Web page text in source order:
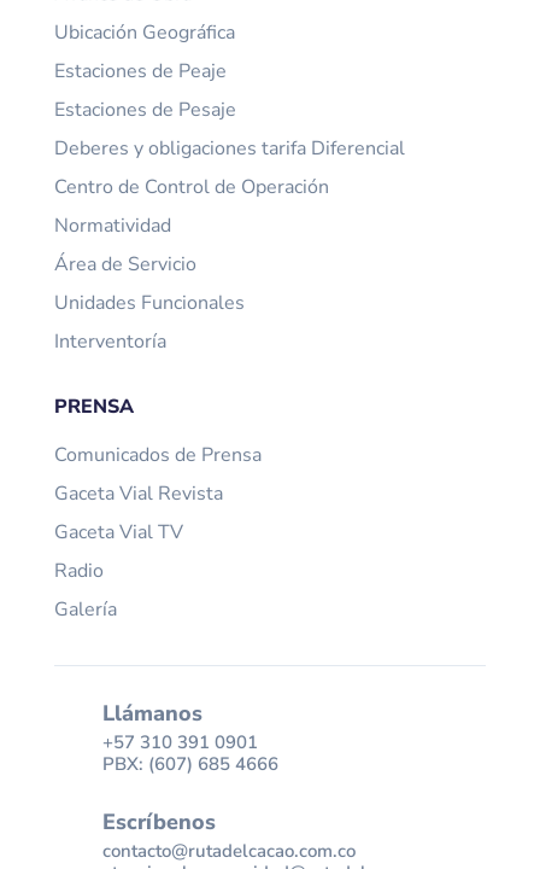
Ubicación Geográfica
Estaciones de Peaje
Estaciones de Pesaje
Deberes y obligaciones tarifa Diferencial
Centro de Control de Operación
Normatividad
Área de Servicio
Unidades Funcionales
Interventoría
PRENSA
Comunicados de Prensa
Gaceta Vial Revista
Gaceta Vial TV
Radio
Galería
Llámanos
+57 310 391 0901
PBX: (607) 685 4666
Escríbenos
contacto@rutadelcacao.com.co